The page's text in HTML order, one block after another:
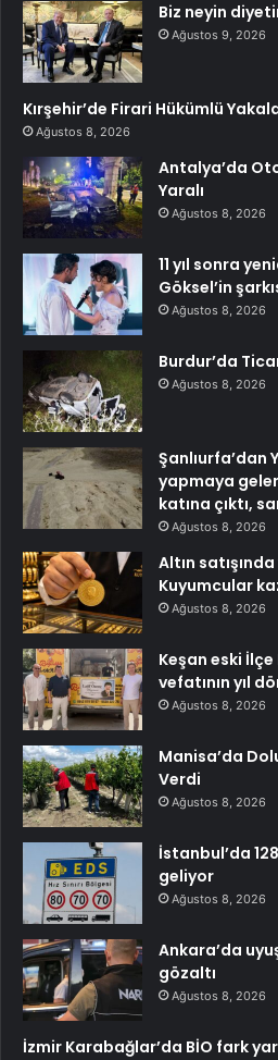
Biz neyin
Ağustos 9, 2026
Kırşehir’de Firari Hükümlü
Ağustos 8, 2026
Antalya’da
Yaralı
Ağustos 8, 2026
11 yıl sonra
Göksel’in
Ağustos 8, 2026
Burdur’da
Ağustos 8, 2026
Şanlıurfa’dan
yapmaya
katına çıktı,
Ağustos 8, 2026
Altın
Kuyumcular
Ağustos 8, 2026
Keşan eski
vefatının yıl
Ağustos 8, 2026
Manisa’da
Verdi
Ağustos 8, 2026
İstanbul’da
geliyor
Ağustos 8, 2026
Ankara’da
gözaltı
Ağustos 8, 2026
İzmir Karabağlar’da BİO fark